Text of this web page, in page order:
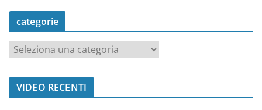
categorie
a
t
VIDEO RECENTI